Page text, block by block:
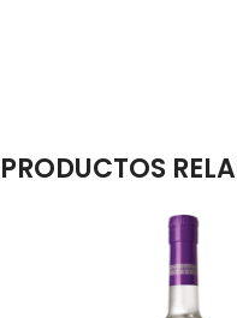
PRODUCTOS